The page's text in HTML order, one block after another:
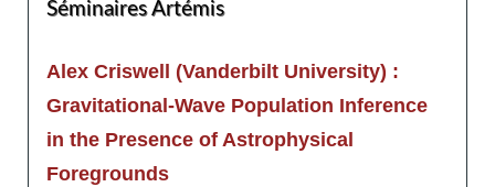
Séminaires Artémis
Alex Criswell (Vanderbilt University) :
Gravitational-Wave Population Inference
in the Presence of Astrophysical
Foregrounds